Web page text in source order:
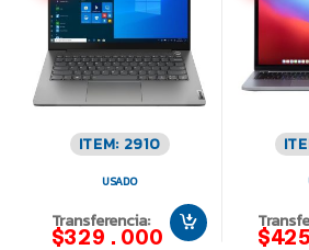
ITEM: 2910
USADO
Transferencia:
$329.000